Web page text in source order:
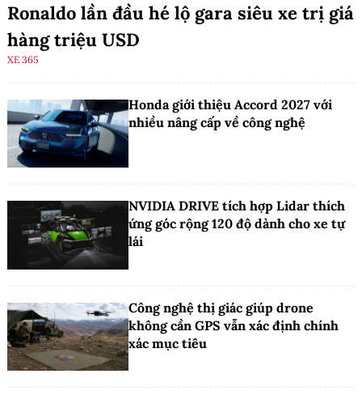
Ronaldo lần đầu hé lộ gara siêu xe trị giá
hàng triệu USD
XE 365
Honda giới thiệu Accord 2027 với
nhiều nâng cấp về công nghệ
NVIDIA DRIVE tích hợp Lidar thích
ứng góc rộng 120 độ dành cho xe tự
lái
Công nghệ thị giác giúp drone
không cần GPS vẫn xác định chính
xác mục tiêu